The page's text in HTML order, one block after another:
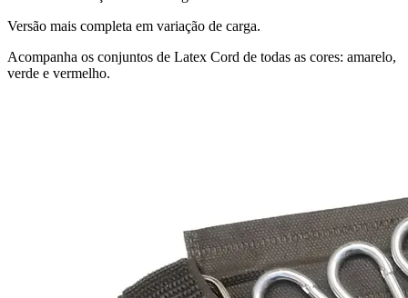
Versão mais completa em variação de carga.
Acompanha os conjuntos de Latex Cord de todas as cores: amarelo,
verde e vermelho.